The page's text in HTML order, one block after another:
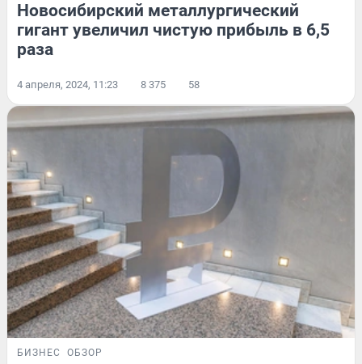
Новосибирский металлургический
гигант увеличил чистую прибыль в 6,5
раза
4 апреля, 2024, 11:23 8 375 58
БИЗНЕС ОБЗОР